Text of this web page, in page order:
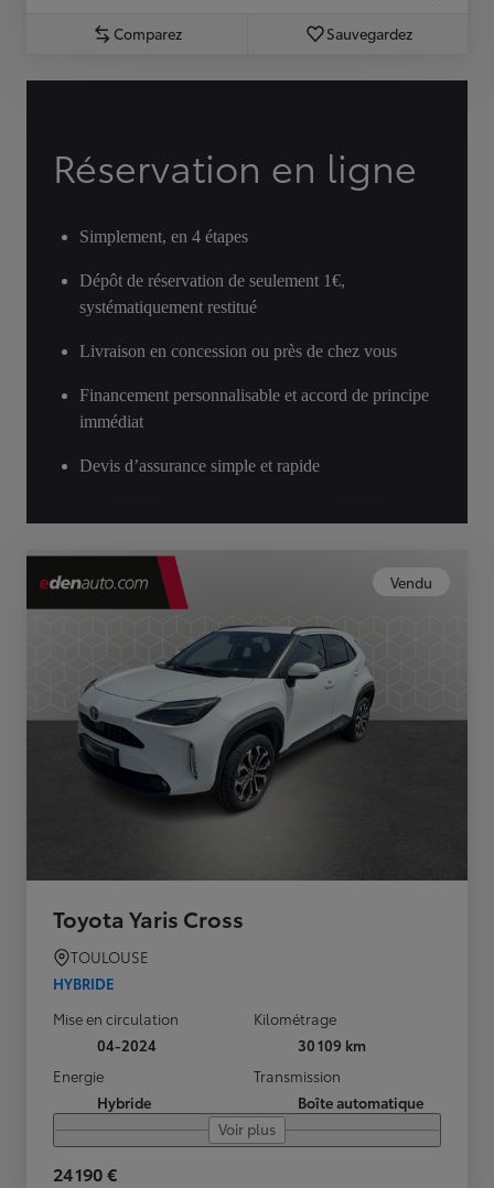
Comparez Sauvegardez
Réservation en ligne
Simplement, en 4 étapes
Dépôt de réservation de seulement 1€,
systématiquement restitué
Livraison en concession ou près de chez vous
Financement personnalisable et accord de principe
immédiat
Devis d’assurance simple et rapide
Vendu
Toyota Yaris Cross
TOULOUSE
HYBRIDE
Mise en circulation
04-2024
Kilométrage
30 109 km
Energie
Hybride
Transmission
Boîte automatique
Voir plus
24 190 €